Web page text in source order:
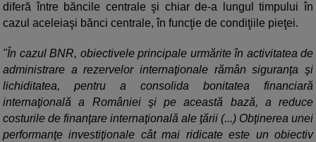
diferă între băncile centrale şi chiar de-a lungul timpului în
cazul aceleiaşi bănci centrale, în funcţie de condiţiile pieţei.
"În cazul BNR, obiectivele principale urmărite în activitatea de
administrare a rezervelor internaţionale rămân siguranţa şi
lichiditatea, pentru a consolida bonitatea financiară
internaţională a României şi pe această bază, a reduce
costurile de finanţare internaţională ale ţării (...) Obţinerea unei
performanţe investiţionale cât mai ridicate este un obiectiv